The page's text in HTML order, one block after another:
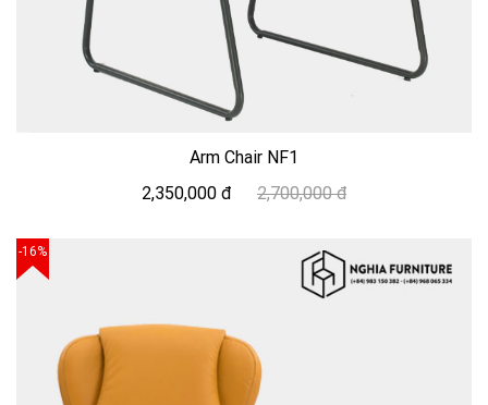
Arm Chair NF1
2,350,000 đ
2,700,000 đ
-16%